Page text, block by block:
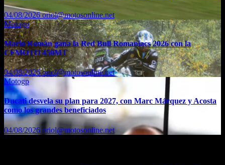
04/08/2026oriol@motosonline.net
Motogp
Mario Román gana la Red Bull Romaniacs 2026 con la
CFMOTO 450MT
04/08/2026oriol@motosonline.net
Motogp
Ducati desvela su plan para 2027, con Marc Márquez y Acosta
como los grandes beneficiados
04/08/2026 oriol@motosonline.net